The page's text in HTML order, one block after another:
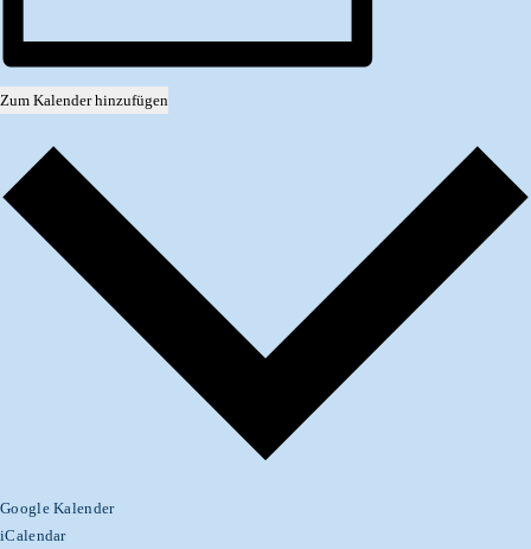
Zum Kalender hinzufügen
Google Kalender
iCalendar